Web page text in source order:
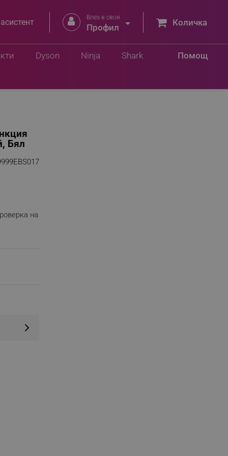
 Влез в своя
Профил  Количка
Помощ
Dyson Ninja Shark
Бял
на